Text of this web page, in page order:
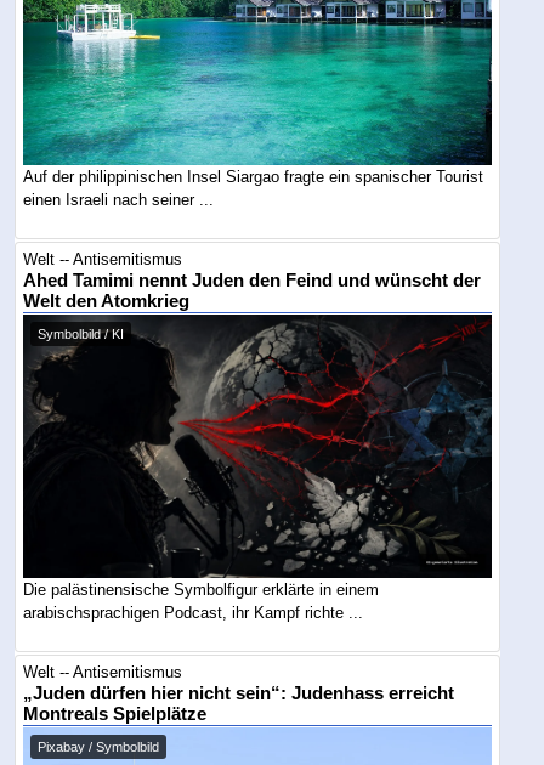
Auf der philippinischen Insel Siargao fragte ein spanischer Tourist
einen Israeli nach seiner ...
Welt -- Antisemitismus
Ahed Tamimi nennt Juden den Feind und wünscht der
Welt den Atomkrieg
Symbolbild / KI
Die palästinensische Symbolfigur erklärte in einem
arabischsprachigen Podcast, ihr Kampf richte ...
Welt -- Antisemitismus
„Juden dürfen hier nicht sein“: Judenhass erreicht
Montreals Spielplätze
Pixabay / Symbolbild